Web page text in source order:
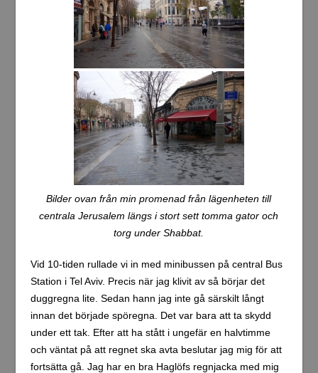
Bilder ovan från min promenad från lägenheten till
centrala Jerusalem längs i stort sett tomma gator och
torg under Shabbat.
Vid 10-tiden rullade vi in med minibussen på central Bus
Station i Tel Aviv. Precis när jag klivit av så börjar det
duggregna lite. Sedan hann jag inte gå särskilt långt
innan det började spöregna. Det var bara att ta skydd
under ett tak. Efter att ha stått i ungefär en halvtimme
och väntat på att regnet ska avta beslutar jag mig för att
fortsätta gå. Jag har en bra Haglöfs regnjacka med mig